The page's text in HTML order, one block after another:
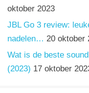
oktober 2023
JBL Go 3 review:
nadelen… 20 oktober
Wat is de beste
(2023) 17 oktober